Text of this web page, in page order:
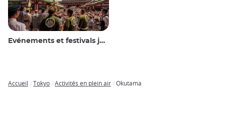
Evénements et festivals japonais
Accueil Tokyo Activités en plein air Okutama